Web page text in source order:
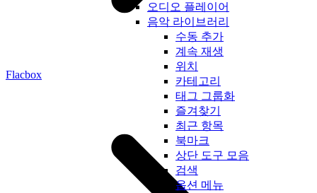
오디오 플레이어
음악 라이브러리
수동 추가
계속 재생
위치
카테고리
태그 그룹화
즐겨찾기
최근 항목
북마크
상단 도구 모음
검색
옵션 메뉴
Flacbox